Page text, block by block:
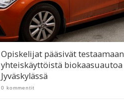
Opiskelijat pääsivät testaamaan
yhteiskäyttöistä biokaasuautoa
Jyväskylässä
0 kommentit